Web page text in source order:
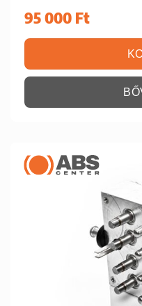
95 000 Ft